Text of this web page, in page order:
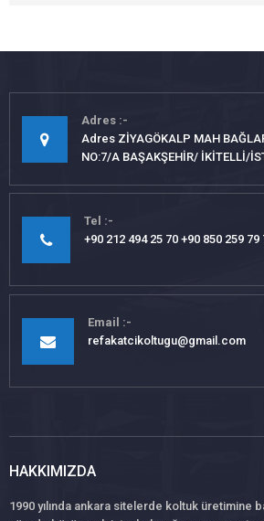
Adres
Adres ZİYAGÖKALP MAH
NO:7/A BAŞAKŞEHİR/ İKİTELLİ/
Tel
+90 212 494 25 70 +90 850 259 79
Email
refakatcikoltugu@gmail.com
HAKKIMIZDA
1990 yılında ankara sitelerde koltuk üretimine